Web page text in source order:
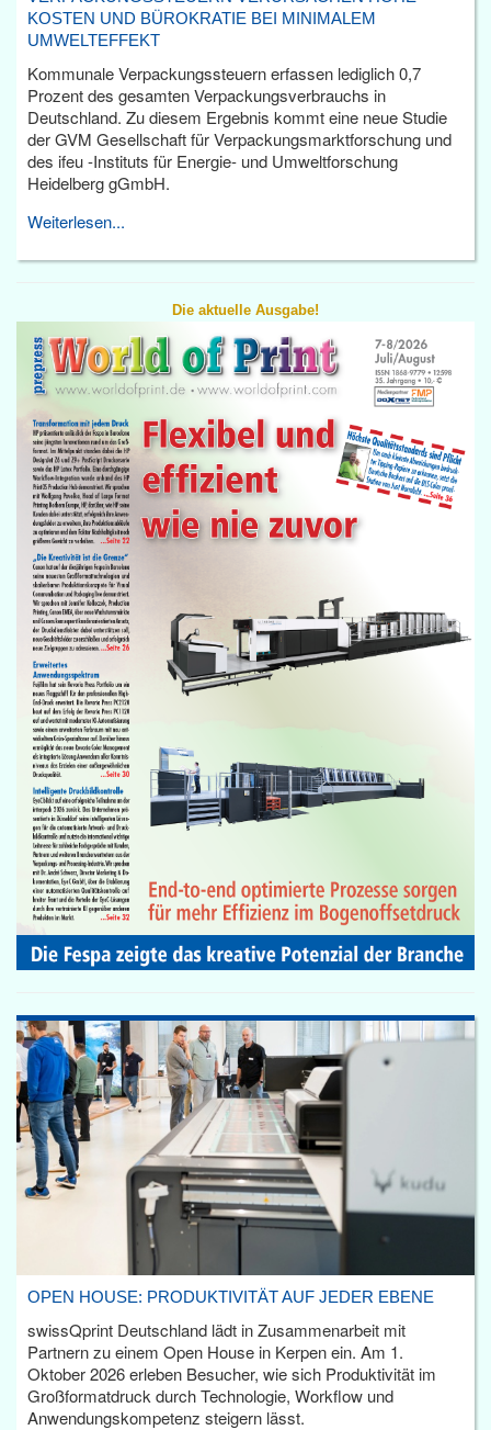
KOSTEN UND BÜROKRATIE BEI MINIMALEM
UMWELTEFFEKT
Kommunale Verpackungssteuern erfassen lediglich 0,7
Prozent des gesamten Verpackungsverbrauchs in
Deutschland. Zu diesem Ergebnis kommt eine neue Studie
der GVM Gesellschaft für Verpackungsmarktforschung und
des ifeu -Instituts für Energie- und Umweltforschung
Heidelberg gGmbH.
Weiterlesen...
Die aktuelle Ausgabe!
OPEN HOUSE: PRODUKTIVITÄT AUF JEDER EBENE
swissQprint Deutschland lädt in Zusammenarbeit mit
Partnern zu einem Open House in Kerpen ein. Am 1.
Oktober 2026 erleben Besucher, wie sich Produktivität im
Großformatdruck durch Technologie, Workflow und
Anwendungskompetenz steigern lässt.